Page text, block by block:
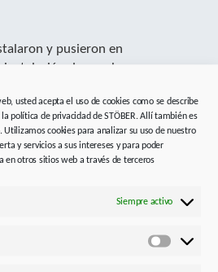
usted acepta el uso de cookies como se describe
política de privacidad de STÖBER. Allí también es
cookies para analizar su uso de nuestro
y servicios a sus intereses y para poder
en otros sitios web a través de terceros
Siempre activo
y pusieron en
de prueba para
de precisión mecánica.
con las soluciones de STOBER y
centrales de nuestras